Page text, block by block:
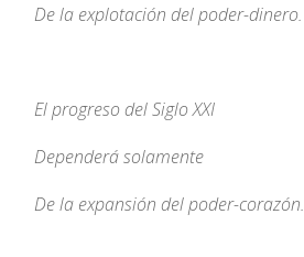
De la explotación del poder-dinero.
El progreso del Siglo XXI
Dependerá solamente
De la expansión del poder-corazón.